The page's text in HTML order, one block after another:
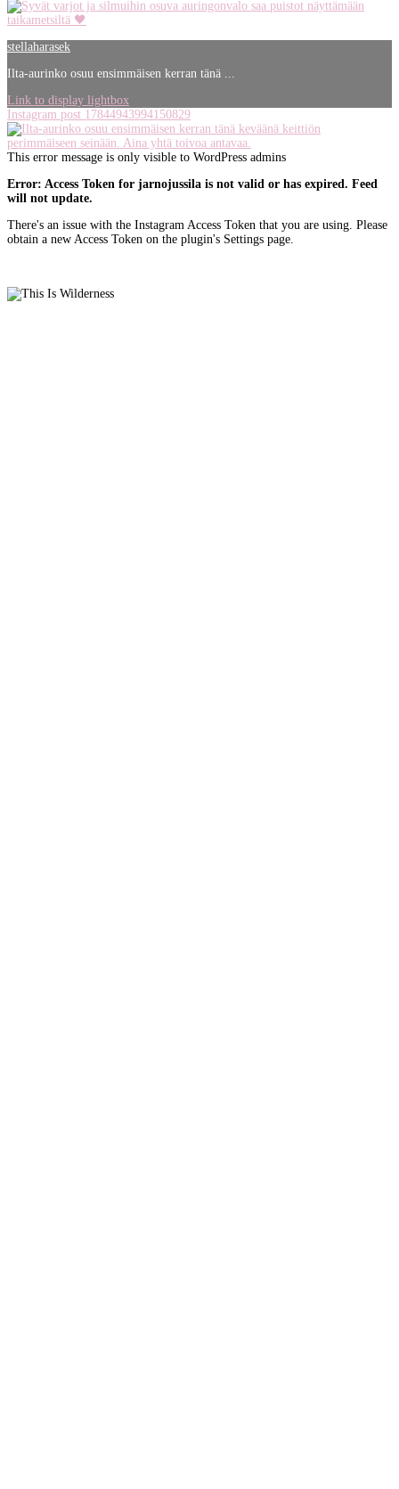
stellaharasek
Ilta-aurinko osuu ensimmäisen kerran tänä ...
Link to display lightbox
Instagram post 17844943994150829
This error message is only visible to WordPress admins
Error: Access Token for jarnojussila is not valid or has expired. Feed
will not update.
There's an issue with the Instagram Access Token that you are using. Please
obtain a new Access Token on the plugin's Settings page.